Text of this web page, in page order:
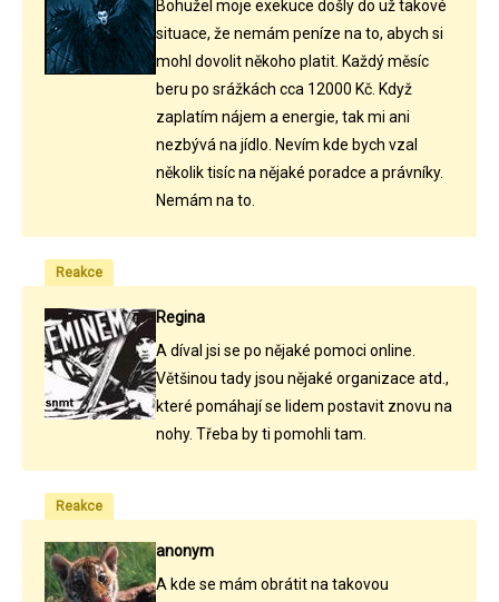
Bohužel moje exekuce došly do už takové
situace, že nemám peníze na to, abych si
mohl dovolit někoho platit. Každý měsíc
beru po srážkách cca 12000 Kč. Když
zaplatím nájem a energie, tak mi ani
nezbývá na jídlo. Nevím kde bych vzal
několik tisíc na nějaké poradce a právníky.
Nemám na to.
Reakce
Regina
A díval jsi se po nějaké pomoci online.
Většinou tady jsou nějaké organizace atd.,
které pomáhají se lidem postavit znovu na
nohy. Třeba by ti pomohli tam.
Reakce
anonym
A kde se mám obrátit na takovou